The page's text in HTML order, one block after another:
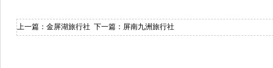
上一篇： 金屏湖旅行社 下一篇： 屏南九洲旅行社